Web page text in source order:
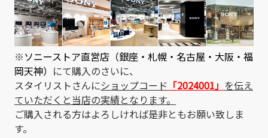
※ソニーストア直営店（銀座・札幌・名古屋・大阪・福
岡天神） にて購入のさいに、
スタイリストさんにショップコード 「2024001」 を伝え
ていただくと当店の実績となります。
ご購入される方はよろしければ是非ともお願い致しま
す。